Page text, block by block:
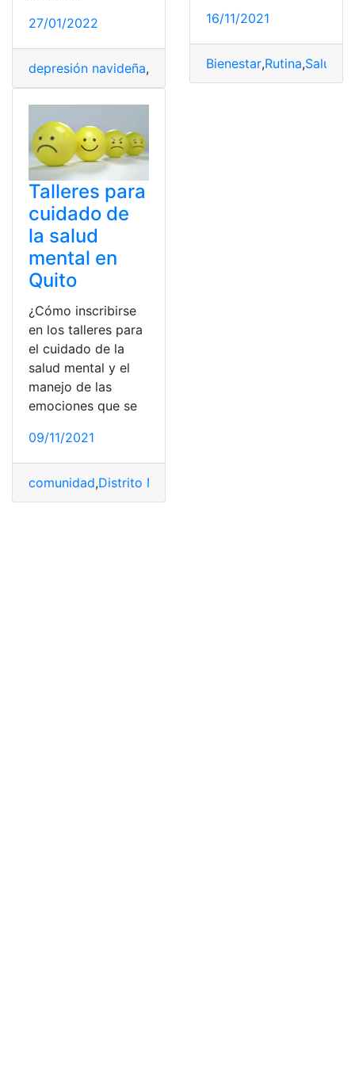
27/01/2022
depresión navideña, Salud,Salud mental,
16/11/2021
Bienestar,Rutina,Salud
Talleres para
cuidado de
la salud
mental en
Quito
¿Cómo inscribirse
en los talleres para
el cuidado de la
salud mental y el
manejo de las
emociones que se
09/11/2021
comunidad,Distrito Metropolitano de Quito